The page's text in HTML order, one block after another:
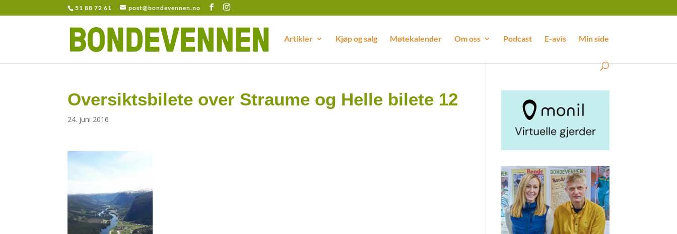
51 88 72 61 post@bondevennen.no
Artikler Kjøp og salg Møtekalender Om oss Podcast E-avis Min side
Oversiktsbilete over Straume og Helle bilete 12
24. juni 2016